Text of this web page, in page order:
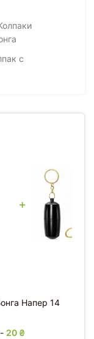
с
+
Напер 14
- 20 ₴